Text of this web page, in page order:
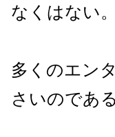
なくはない。
多くのエン
さいのである